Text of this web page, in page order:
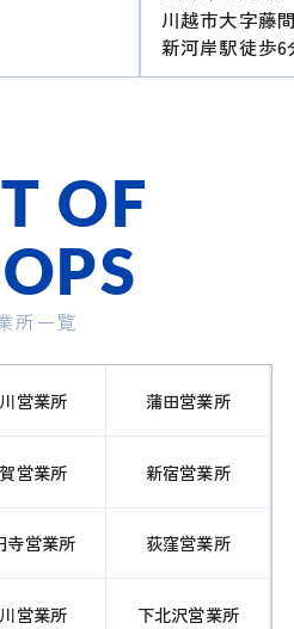
川越市大字藤
新河岸駅徒歩6
OF
所一覧
営業所 蒲田営業所
営業所 新宿営業所
寺営業所 荻窪営業所
営業所 下北沢営業所